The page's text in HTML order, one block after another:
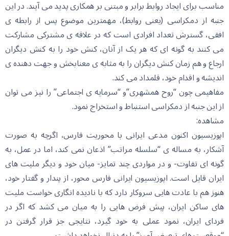
مناسب برای ایجاد روابط برابر و مبتنی بر همکاری پدید می آیند. در این
جنبه از دمکراسی (یعنی روابط)، مهمترین موضوع پس از رابطه ی
افقی، گسترش تعداد افرادی است که در علاقه ی مشترکی مشارکت
می کنند به گونه ای که هر یک از آنان، کنش خود را به کنش دیگران
ارجاع و هم زمان کنش دیگران را به مثابه ی معنابخش و جهت دهنده ی
اندیشه و اقدام خود، قلمداد می کند.
مفاهیمی چون “روح همشهری”و “سرمایه ی اجتماعی” را نیز می توان
از این جنبه از دمکراسی استنباط و استخراج نمود.
مشاهده:
اپوزیسیون اکنون مدعی ایرانی با محوریت فارس، اگرچه به صورت
آشکار، به مساله ی “سلسله مراتب” اذعان نمی کند، اما در عمل، به
گونه ای تفاوت- و در مواردی چند تمایز- میان خود و دیگر ملیت های
ایران قایل است. اپوزیسیون ایرانی فارس محور، از پندار و گفتار خود،
هنوز هم با عادت هایی سروکار دارد که با نادیده انگاری خواست ملیت
های ساکن ایران، پیش فرض هایی را به میان می کشد که اگر در
فردای ایران، نمود عملی به خود گیرد، نتایجی جز قرار گرفتن در